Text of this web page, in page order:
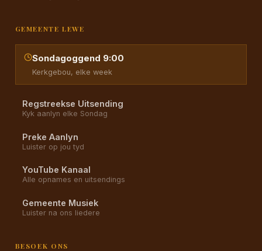
GEMEENTE LEWE
Sondagoggend 9:00
Kerkgebou, elke week
Regstreekse Uitsending
Kyk aanlyn elke Sondag
Preke Aanlyn
Luister op jou tyd
YouTube Kanaal
Alle opnames en uitsendings
Gemeente Musiek
Luister na ons liedere
BESOEK ONS